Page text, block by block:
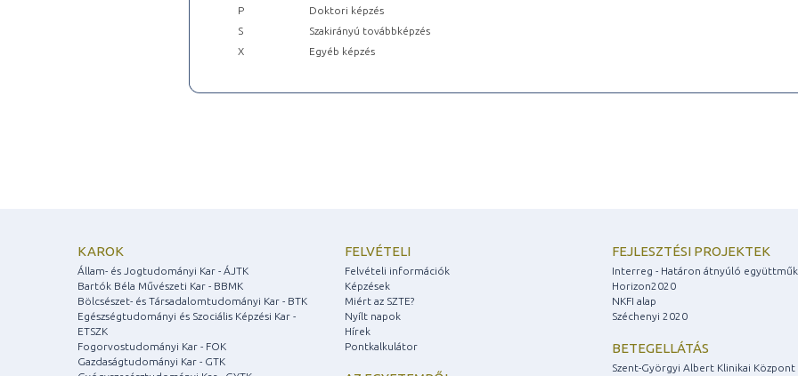
P
Doktori képzés
S
Szakirányú továbbképzés
X
Egyéb képzés
KAROK
Állam- és Jogtudományi Kar - ÁJTK
Bartók Béla Művészeti Kar - BBMK
Bölcsészet- és Társadalomtudományi Kar - BTK
Egészségtudományi és Szociális Képzési Kar -
ETSZK
Fogorvostudományi Kar - FOK
Gazdaságtudományi Kar - GTK
FELVÉTELI
Felvételi információk
Képzések
Miért az SZTE?
Nyílt napok
Hírek
Pontkalkulátor
FEJLESZTÉSI PROJEKTEK
Interreg - Határon átnyúló
Horizon2020
NKFI alap
Széchenyi 2020
BETEGELLÁTÁS
Szent-Györgyi Albert Klinikai Központ